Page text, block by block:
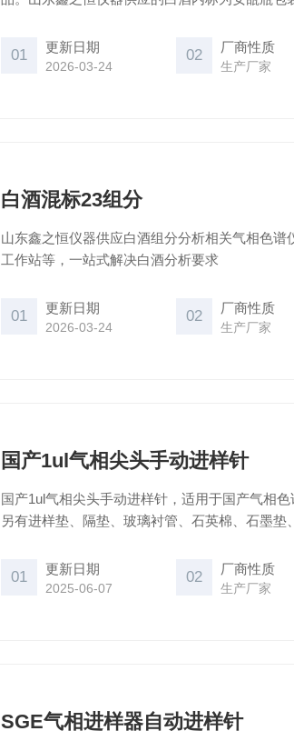
01 更新日期
2026-03-24
02 厂商性质
生产厂家
白酒混标23组分
山东鑫之恒仪器供应白酒组分分析相关气相色
工作站等，一站式解决白酒分析要求
01 更新日期
2026-03-24
02 厂商性质
生产厂家
国产1ul气相尖头手动进样针
国产1ul气相尖头手动进样针，适用于国产气相
另有进样垫、隔垫、玻璃衬管、石英棉、石墨
01 更新日期
2025-06-07
02 厂商性质
生产厂家
SGE气相进样器自动进样针